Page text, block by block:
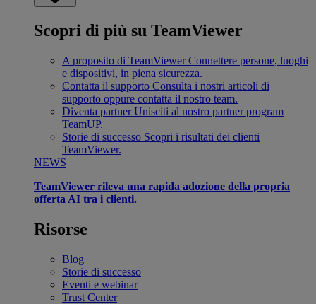
Scopri di più su TeamViewer
A proposito di TeamViewer Connettere persone, luoghi
e dispositivi, in piena sicurezza.
Contatta il supporto Consulta i nostri articoli di
supporto oppure contatta il nostro team.
Diventa partner Unisciti al nostro partner program
TeamUP.
Storie di successo Scopri i risultati dei clienti
TeamViewer.
NEWS
TeamViewer rileva una rapida adozione della propria
offerta AI tra i clienti.
Risorse
Blog
Storie di successo
Eventi e webinar
Trust Center